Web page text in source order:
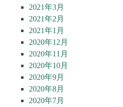
2021年3月
2021年2月
2021年1月
2020年12月
2020年11月
2020年10月
2020年9月
2020年8月
2020年7月